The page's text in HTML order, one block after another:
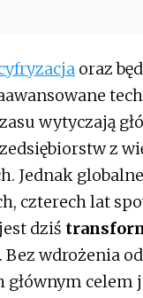
oraz
wytyczają
z
Jednak
czterech lat
dziś
. Bez wdrożenia
celem